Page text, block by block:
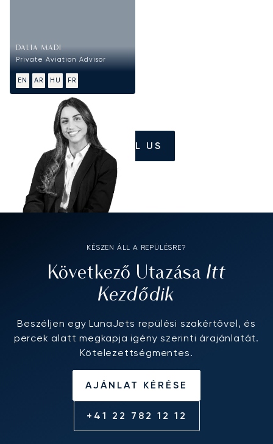
DALIA MADI
Private Aviation Advisor
EN AR HU FR
CALL US
KÉSZEN ÁLL A REPÜLÉSRE?
Következő Utazása Itt
Kezdődik
Beszéljen egy LunaJets repülési szakértővel, és
percek alatt megkapja igény szerinti árajánlatát.
Kötelezettségmentes.
AJÁNLAT KÉRÉSE
+41 22 782 12 12